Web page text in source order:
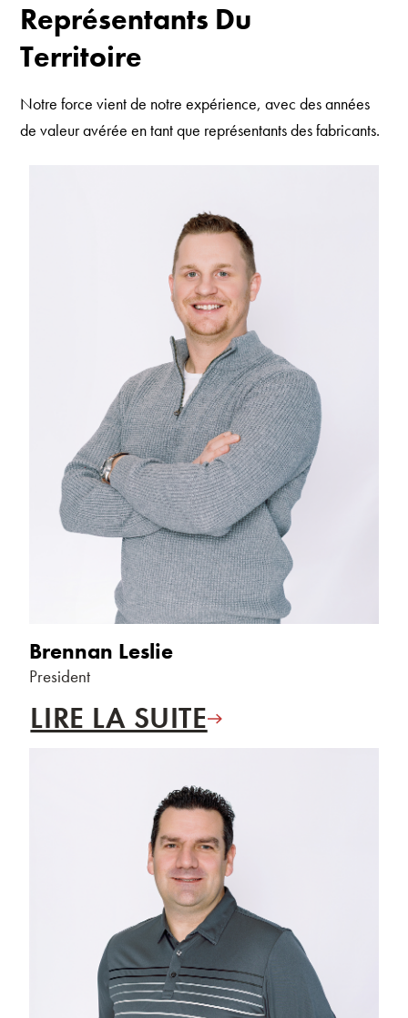
Représentants Du
Territoire
Notre force vient de notre expérience, avec des années
de valeur avérée en tant que représentants des fabricants.
Brennan Leslie
President
LIRE LA SUITE